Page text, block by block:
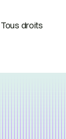
Tous droits